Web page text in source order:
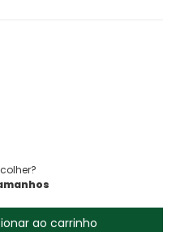
ao carrinho